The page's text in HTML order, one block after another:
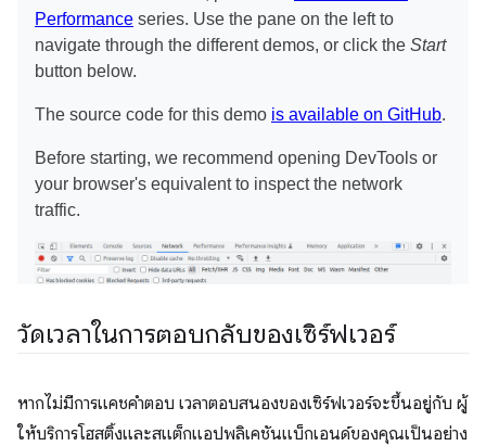
วัดเวลาในการตอบกลับของเซิร์ฟเวอร์
หากไม่มีการแคชคําตอบ เวลาตอบสนองของเซิร์ฟเวอร์จะขึ้นอยู่กับ ผู้
ให้บริการโฮสติ้งและสแต็กแอปพลิเคชันแบ็กเอนด์ของคุณเป็นอย่าง